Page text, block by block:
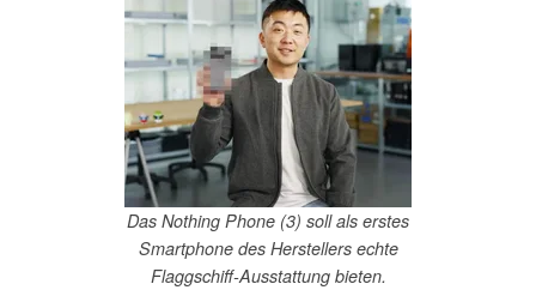
Das Nothing Phone (3) soll als erstes
Smartphone des Herstellers echte
Flaggschiff-Ausstattung bieten.